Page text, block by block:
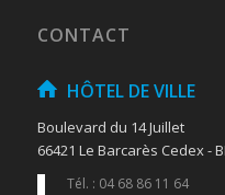
CONTACT
HÔTEL DE VILLE
Boulevard du 14 Juillet
66421 Le Barcarès Cedex -
Tél. : 04 68 86 11 64